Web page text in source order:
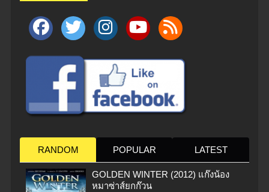
RANDOM POPULAR LATEST
GOLDEN WINTER (2012) แก๊งน้อง
หมาซ่าส์ยกก๊วน